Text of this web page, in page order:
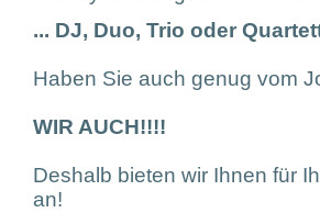
... DJ, Duo, Trio oder
Haben Sie auch genug vom
WIR AUCH!!!!
Deshalb bieten wir Ihnen für
an!